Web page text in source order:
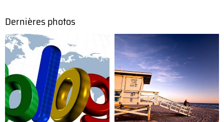
Dernières photos